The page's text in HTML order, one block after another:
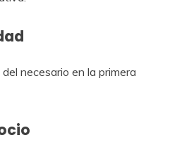
necesario en la primera